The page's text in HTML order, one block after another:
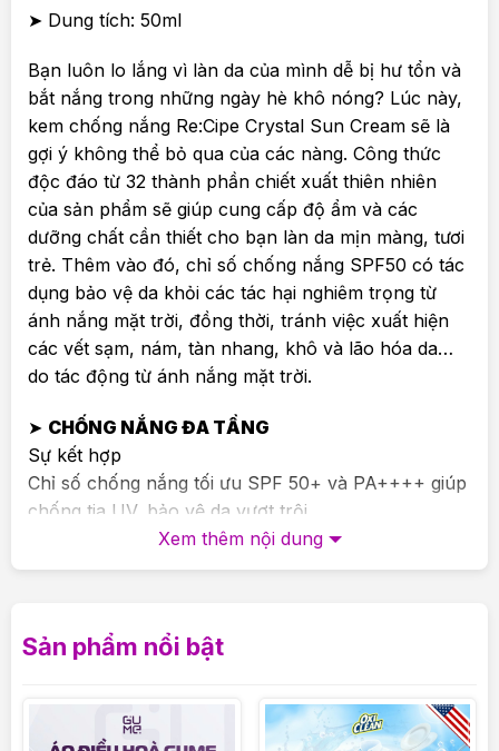
➤ Dung tích: 50ml
Bạn luôn lo lắng vì làn da của mình dễ bị hư tổn và
bắt nắng trong những ngày hè khô nóng? Lúc này,
kem chống nắng Re:Cipe Crystal Sun Cream sẽ là
gợi ý không thể bỏ qua của các nàng. Công thức
độc đáo từ 32 thành phần chiết xuất thiên nhiên
của sản phẩm sẽ giúp cung cấp độ ẩm và các
dưỡng chất cần thiết cho bạn làn da mịn màng, tươi
trẻ. Thêm vào đó, chỉ số chống nắng SPF50 có tác
dụng bảo vệ da khỏi các tác hại nghiêm trọng từ
ánh nắng mặt trời, đồng thời, tránh việc xuất hiện
các vết sạm, nám, tàn nhang, khô và lão hóa da…
do tác động từ ánh nắng mặt trời.
➤ CHỐNG NẮNG ĐA TẦNG
Sự kết hợp
Chỉ số chống nắng tối ưu SPF 50+ và PA++++ giúp
chống tia UV, bảo vệ da vượt trội
rạng rỡ hơn mà không gây bết dính.
Hiệu quả làm sáng da, cải thiện nhược điểm của da
Xem thêm nội dung
Sản phẩm nổi bật